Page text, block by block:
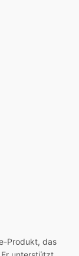
Produkt, das